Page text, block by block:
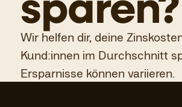
Wir helfen dir, deine
Kund:innen im Durchschnitt
Ersparnisse können variieren.